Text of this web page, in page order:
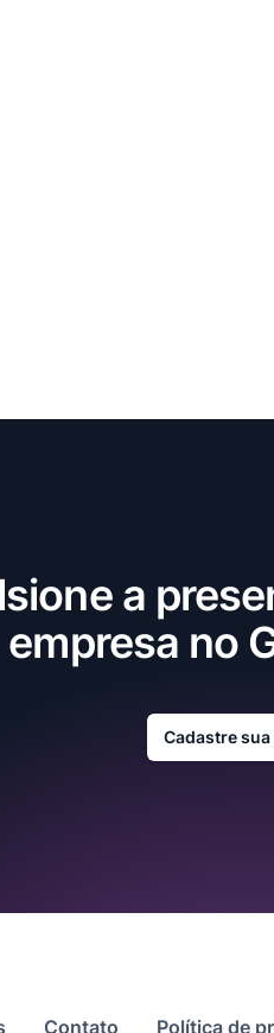
a
empresa no
Cadastre
Contato Política de